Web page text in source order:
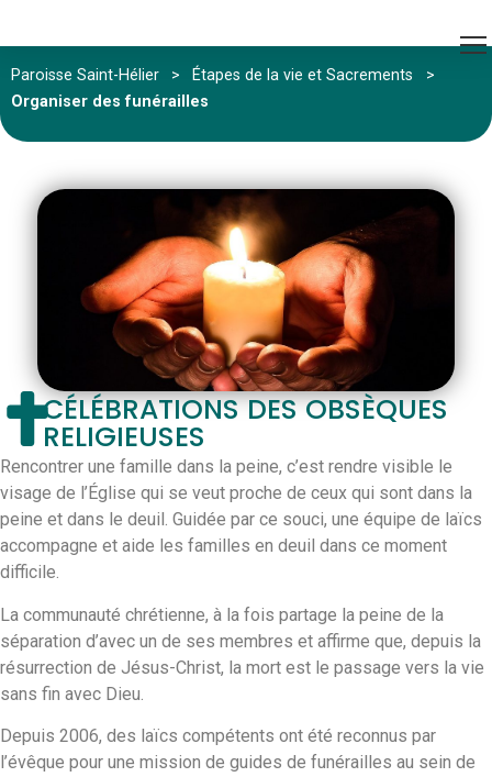
Paroisse Saint-Hélier > Étapes de la vie et Sacrements
>
Organiser des funérailles
CÉLÉBRATIONS DES OBSÈQUES
RELIGIEUSES
Rencontrer une famille dans la peine, c’est rendre visible le
visage de l’Église qui se veut proche de ceux qui sont dans la
peine et dans le deuil. Guidée par ce souci, une équipe de laïcs
accompagne et aide les familles en deuil dans ce moment
difficile.
La communauté chrétienne, à la fois partage la peine de la
séparation d’avec un de ses membres et affirme que, depuis la
résurrection de Jésus-Christ, la mort est le passage vers la vie
sans fin avec Dieu.
Depuis 2006, des laïcs compétents ont été reconnus par
l’évêque pour une mission de guides de funérailles au sein de